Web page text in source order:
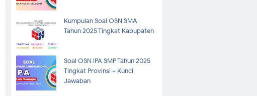
Kumpulan Soal OSN SMA
Tahun 2025 Tingkat Kabupaten
Soal OSN IPA SMP Tahun 2025
Tingkat Provinsi + Kunci
Jawaban